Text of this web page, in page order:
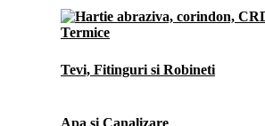
Termice
Tevi, Fitinguri si Robineti